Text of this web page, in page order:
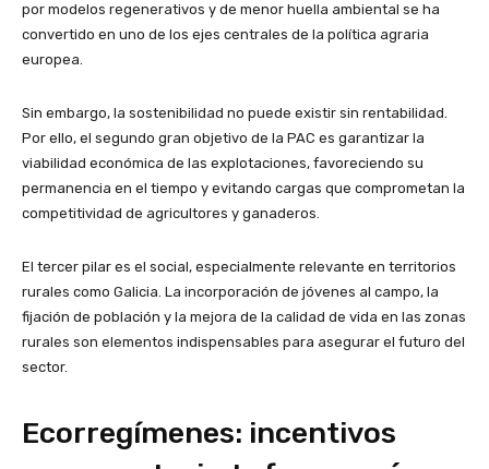
por modelos regenerativos y de menor huella ambiental se ha
convertido en uno de los ejes centrales de la política agraria
europea.
Sin embargo, la sostenibilidad no puede existir sin rentabilidad.
Por ello, el segundo gran objetivo de la PAC es garantizar la
viabilidad económica de las explotaciones, favoreciendo su
permanencia en el tiempo y evitando cargas que comprometan la
competitividad de agricultores y ganaderos.
El tercer pilar es el social, especialmente relevante en territorios
rurales como Galicia. La incorporación de jóvenes al campo, la
fijación de población y la mejora de la calidad de vida en las zonas
rurales son elementos indispensables para asegurar el futuro del
sector.
Ecorregímenes: incentivos